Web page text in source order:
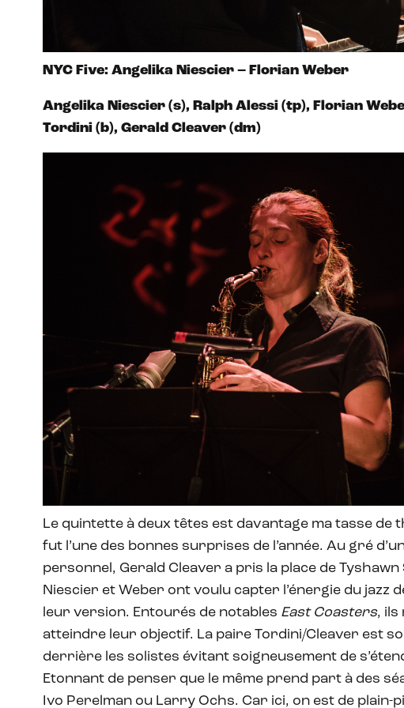
NYC Five: Angelika Niescier – Florian Weber
Angelika Niescier (s), Ralph Alessi (tp), Florian
Tordini (b), Gerald Cleaver (dm)
Le quintette à deux têtes est davantage ma tasse de
fut l’une des bonnes surprises de l’année. Au gré
personnel, Gerald Cleaver a pris la place de
Niescier et Weber ont voulu capter l’énergie du jazz
leur version. Entourés de notables East Coasters, ils
atteindre leur objectif. La paire Tordini/Cleaver est
derrière les solistes évitant soigneusement de
Etonnant de penser que le même prend part à des
Ivo Perelman ou Larry Ochs. Car ici, on est de plain-